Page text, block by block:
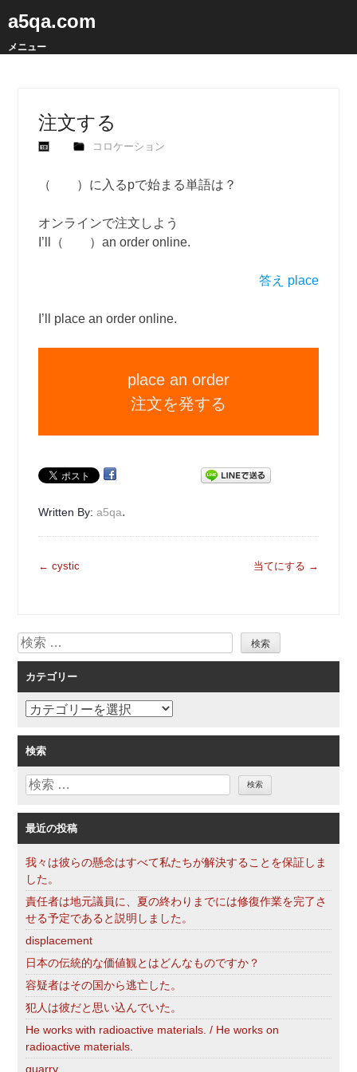
a5qa.com
メニュー
注文する
コロケーション
（ ）に入るpで始まる単語は？
オンラインで注文しよう
I’ll（ ）an order online.
答え place
I’ll place an order online.
place an order
注文を発する
Written By:a5qa.
投
ゲ
ー
シ
ョ
ン
← cystic 当てにする →
検
索
カテゴリー
カ
ゴ
リ
ー
検索
検
最近の投稿
我々は彼らの懸念はすべて私たちが解決することを保証しま
した。
責任者は地元議員に、夏の終わりまでには修復作業を完了さ
せる予定であると説明しました。
displacement
日本の伝統的な価値観とはどんなものですか？
容疑者はその国から逃亡した。
犯人は彼だと思い込んでいた。
He works with radioactive materials. / He works on
radioactive materials.
quarry